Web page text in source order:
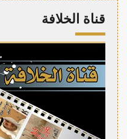
قناة الخلافة